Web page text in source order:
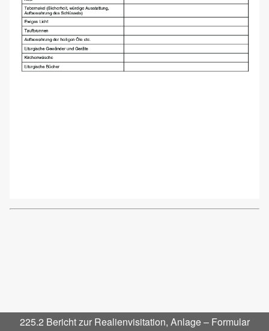
225.2 Bericht zur Realienvisitation, Anlage – Formular